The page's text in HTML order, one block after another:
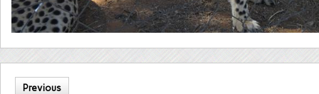
Previous